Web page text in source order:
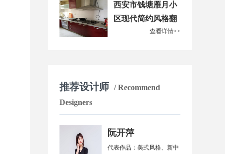
西安市钱塘雁月小
区现代简约风格翻
新改造案例查看详情>>
推荐设计师
/ Recommend
Designers
阮开萍
代表作品：美式风格、新中